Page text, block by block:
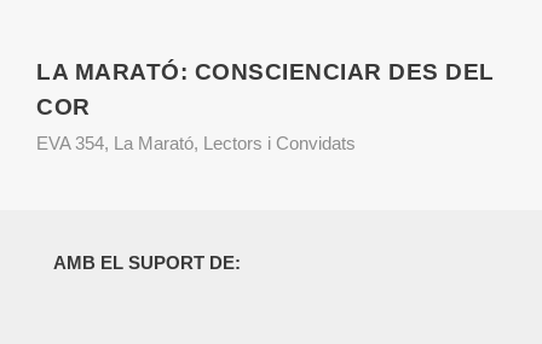
LA MARATÓ: CONSCIENCIAR DES DEL
COR
EVA 354, La Marató, Lectors i Convidats
AMB EL SUPORT DE: